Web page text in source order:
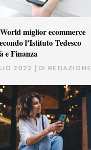
miglior ecommerce
l’Istituto Tedesco
e Finanza
2022 DI REDAZIONE